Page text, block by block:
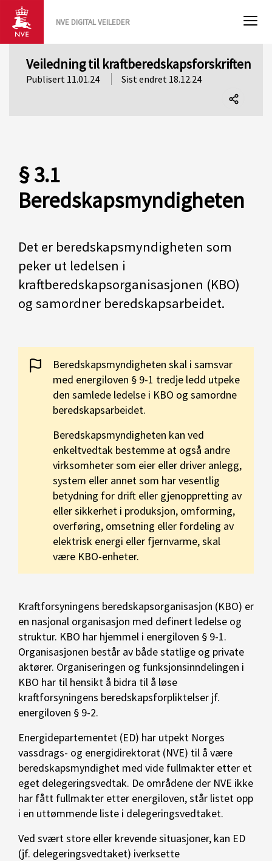
NVE DIGITAL VEILEDER
Veiledning til kraftberedskapsforskriften
Publisert 11.01.24 Sist endret 18.12.24
§ 3.1
Beredskapsmyndigheten
Det er beredskapsmyndigheten som
peker ut ledelsen i
kraftberedskapsorganisasjonen (KBO)
og samordner beredskapsarbeidet.
Beredskapsmyndigheten skal i samsvar
med energiloven § 9-1 tredje ledd utpeke
den samlede ledelse i KBO og samordne
beredskapsarbeidet.
Beredskapsmyndigheten kan ved
enkeltvedtak bestemme at også andre
virksomheter som eier eller driver anlegg,
system eller annet som har vesentlig
betydning for drift eller gjenoppretting av
eller sikkerhet i produksjon, omforming,
overføring, omsetning eller fordeling av
elektrisk energi eller fjernvarme, skal
være KBO-enheter.
Kraftforsyningens beredskapsorganisasjon (KBO) er
en nasjonal organisasjon med definert ledelse og
struktur. KBO har hjemmel i energiloven § 9-1.
Organisasjonen består av både statlige og private
aktører. Organiseringen og funksjonsinndelingen i
KBO har til hensikt å bidra til å løse
kraftforsyningens beredskapsforpliktelser jf.
energiloven § 9-2.
Energidepartementet (ED) har utpekt Norges
vassdrags- og energidirektorat (NVE) til å være
beredskapsmyndighet med vide fullmakter etter et
eget delegeringsvedtak. De områdene der NVE ikke
har fått fullmakter etter energiloven, står listet opp
i en uttømmende liste i delegeringsvedtaket.
Ved svært store eller krevende situasjoner, kan ED
(jf. delegeringsvedtaket) iverksette